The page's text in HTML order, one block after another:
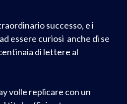
successo, e i
essere curiosi anche di se
di lettere al
volle replicare con un